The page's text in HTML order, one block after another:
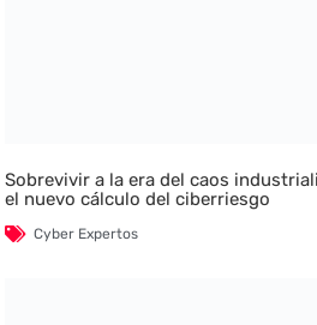
Sobrevivir a la era del caos
el nuevo cálculo del ciberriesgo
Cyber Expertos